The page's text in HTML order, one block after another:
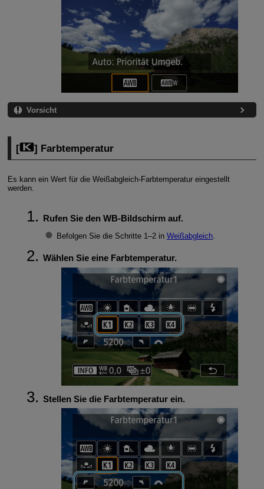
Vorsicht
[ ] Farbtemperatur
Es kann ein Wert für die Weißabgleich-Farbtemperatur eingestellt
werden.
Rufen Sie den WB-Bildschirm auf.
Befolgen Sie die Schritte 1–2 in Weißabgleich.
Wählen Sie eine Farbtemperatur.
Stellen Sie die Farbtemperatur ein.